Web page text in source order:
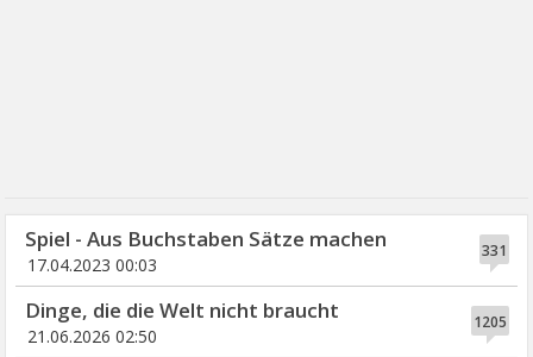
331
Spiel - Aus Buchstaben Sätze machen
17.04.2023 00:03
1205
Dinge, die die Welt nicht braucht
21.06.2026 02:50